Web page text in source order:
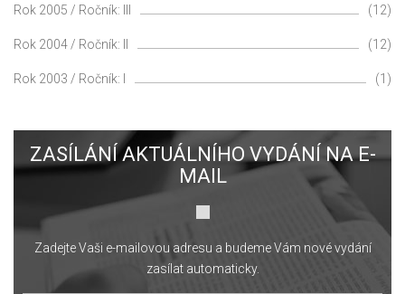
Rok 2005 / Ročník: III (12)
Rok 2004 / Ročník: II (12)
Rok 2003 / Ročník: I (1)
ZASÍLÁNÍ AKTUÁLNÍHO VYDÁNÍ NA E-
MAIL
Zadejte Vaši e-mailovou adresu a budeme Vám nové vydání
zasílat automaticky.